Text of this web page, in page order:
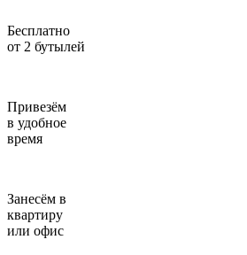
Бесплатно
от 2 бутылей
Привезём
в удобное
время
Занесём в
квартиру
или офис